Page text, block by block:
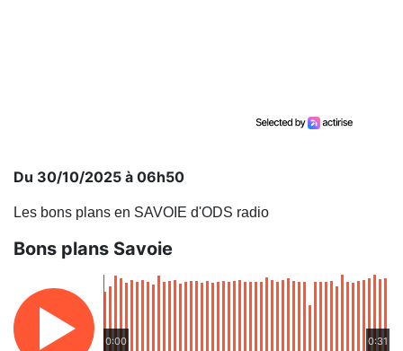
Du 30/10/2025 à 06h50
Les bons plans en SAVOIE d'ODS radio
Bons plans Savoie
0:00 0:31